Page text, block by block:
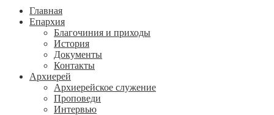
Главная
Епархия
Благочиния и приходы
История
Документы
Контакты
Архиерей
Архиерейское служение
Проповеди
Интервью